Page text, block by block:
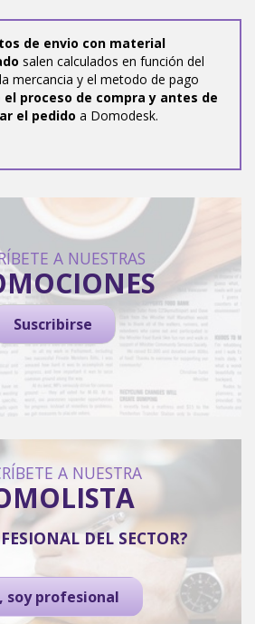
de envio con material
salen calculados en función del
mercancia y el metodo de pago
proceso de compra y antes de
el pedido a Domodesk.
A NUESTRAS
Suscribirse
A NUESTRA
DEL SECTOR?
soy profesional